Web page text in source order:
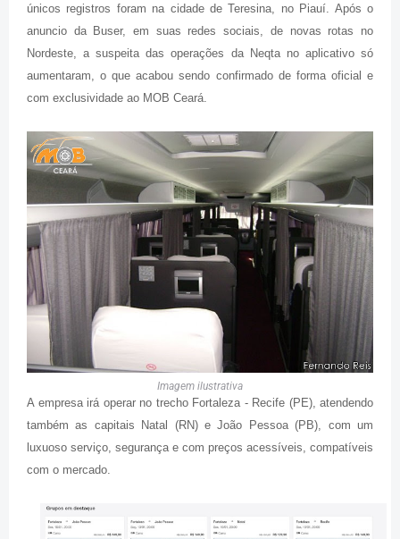
únicos registros foram na cidade de Teresina, no Piauí. Após o
anuncio da Buser, em suas redes sociais, de novas rotas no
Nordeste, a suspeita das operações da Neqta no aplicativo só
aumentaram, o que acabou sendo confirmado de forma oficial e
com exclusividade ao MOB Ceará.
Imagem ilustrativa
A empresa irá operar no trecho Fortaleza - Recife (PE), atendendo
também as capitais Natal (RN) e João Pessoa (PB), com um
luxuoso serviço, segurança e com preços acessíveis, compatíveis
com o mercado.